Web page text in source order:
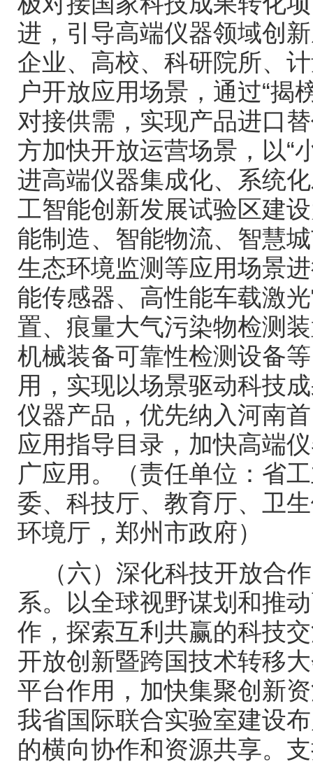
进，引导高端仪器领域创
企业、高校、科研院所、
户开放应用场景，通过“揭
对接供需，实现产品进口
方加快开放运营场景，以“
进高端仪器集成化、系统
工智能创新发展试验区建
能制造、智能物流、智慧
生态环境监测等应用场景
能传感器、高性能车载激
置、痕量大气污染物检测
机械装备可靠性检测设备
用，实现以场景驱动科技
仪器产品，优先纳入河南
应用指导目录，加快高端
广应用。（责任单位：省
委、科技厅、教育厅、卫
环境厅，郑州市政府）
（六）深化科技开放合
系。以全球视野谋划和推
作，探索互利共赢的科技
开放创新暨跨国技术转移
平台作用，加快集聚创新
我省国际联合实验室建设
的横向协作和资源共享。